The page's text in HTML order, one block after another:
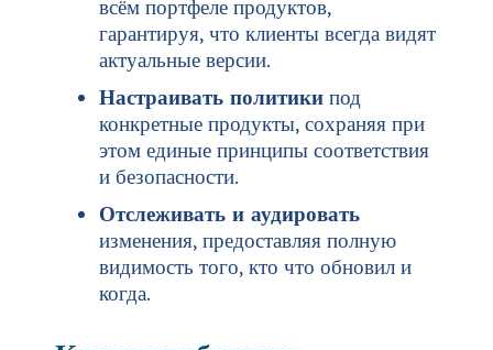
всём портфеле продуктов,
гарантируя, что клиенты всегда видят
актуальные версии.
Настраивать политики под
конкретные продукты, сохраняя при
этом единые принципы соответствия
и безопасности.
Отслеживать и аудировать
изменения, предоставляя полную
видимость того, кто что обновил и
когда.